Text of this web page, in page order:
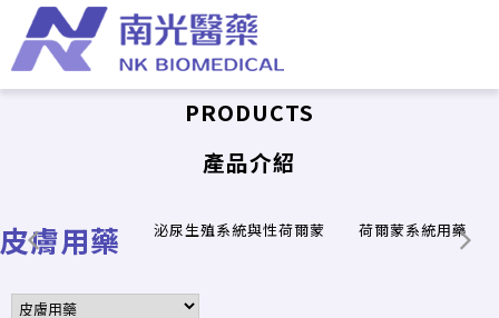
PRODUCTS
產品介紹
皮膚用藥 泌尿生殖系統與性荷爾蒙 荷爾蒙系統用藥